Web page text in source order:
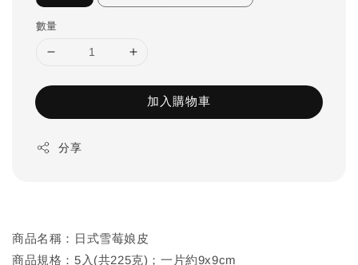
數量
加入購物車
分享
商品名稱：日式雪莓娘皮
商品規格：5入(共225克)；一片約9x9cm